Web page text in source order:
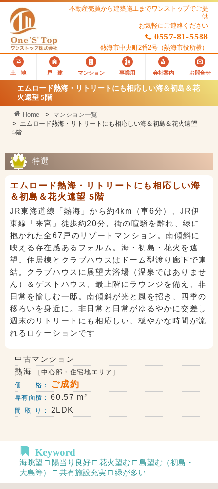
不動産売買から建築施工までワンストップでご提
供
お気軽にご連絡ください
0557-81-5588
熱海市中央町2番2号 （熱海市役所横）
土 地 戸 建 マンション 事業用 会社案内 お問合せ
エムロード熱海・リトリートにも相応しい海＆初島＆花
火遠望 5階
Home
マンション一覧
エムロード熱海・リトリートにも相応しい海＆初島＆花火遠望
5階
特選
エムロード熱海・リトリートにも相応しい海
＆初島＆花火遠望 5階
JR東海道線「熱海」から約4km（車6分）、JR伊
東線「来宮」徒歩約20分。街の喧騒を離れ、緑に
抱かれた全67戸のリゾートマンション。南傾斜に
映える存在感あるフォルム。海・初島・花火を遠
望。住居棟とクラブハウスはドーム型渡り廊下で連
結。クラブハウスに展望大浴場（温泉ではありませ
ん）＆ゲストハウス、最上階にラウンジを備え、非
日常を愉しむ一邸。南傾斜が光と風を招き、四季の
移ろいを身近に。非日常と日常がゆるやかに交差し
週末のリトリートにも相応しい、穏やかな時間が流
れるロケーションです
中古マンション
熱海
［中心部・住宅地エリア］
価 格：
ご成約
専有面積： 60.57 m2
間 取 り： 2LDK
Keyword
海眺望 □ 陽当り良好 □ 花火望む □ 島望む（初島・
大島等） □ 共有施設充実 □ 緑が多い